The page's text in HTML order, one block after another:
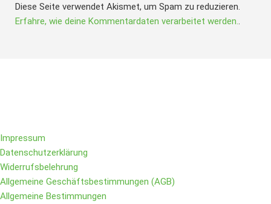
Diese Seite verwendet Akismet, um Spam zu reduzieren.
Erfahre, wie deine Kommentardaten verarbeitet werden..
Impressum
Datenschutzerklärung
Widerrufsbelehrung
Allgemeine Geschäftsbestimmungen (AGB)
Allgemeine Bestimmungen